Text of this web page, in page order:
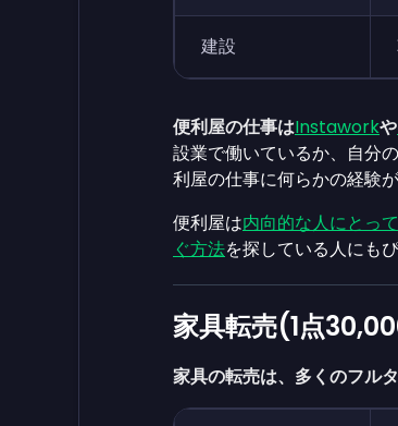
建設
便利屋の仕事はInstaworkや
設業で働いているか、自分
利屋の仕事に何らかの経験
便利屋は内向的な人にとっ
ぐ方法を探している人にも
家具転売(1点
家具の転売は、多くのフル